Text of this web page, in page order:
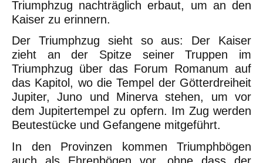
Triumphzug nachträglich erbaut, um an den
Kaiser zu erinnern.
Der Triumphzug sieht so aus: Der Kaiser
zieht an der Spitze seiner Truppen im
Triumphzug über das Forum Romanum auf
das Kapitol, wo die Tempel der Götterdreiheit
Jupiter, Juno und Minerva stehen, um vor
dem Jupitertempel zu opfern. Im Zug werden
Beutestücke und Gefangene mitgeführt.
In den Provinzen kommen Triumphbögen
auch als Ehrenbögen vor, ohne dass der